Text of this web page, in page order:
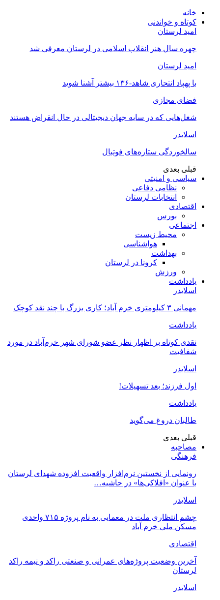
خانه
کوتاه و خواندنی
امید لرستان
چهره سال هنر انقلاب اسلامی در لرستان معرفی شد
امید لرستان
با پهپاد انتحاری شاهد-۱۳۶ بیشتر آشنا شوید
فضای مجازی
شغل‌‌هایی که در سایه جهان دیجیتالی در حال انقراض هستند
اسلایدر
سالخوردگی ستاره‌های فوتبال
قبلی بعدی
سیاسی و امنیتی
نظامی دفاعی
انتخابات لرستان
اقتصادی
بورس
اجتماعی
محیط زیست
هواشناسی
بهداشت
کرونا در لرستان
ورزش
یادداشت
اسلایدر
مهمانی ۳ کیلومتری خرم آباد؛ کاری بزرگ با چند نقد کوچک
یادداشت
نقدی کوتاه بر اظهار نظر عضو شورای شهر خرم‌آباد در مورد
شفافیت
اسلایدر
اول فرزند؛ بعد تسهیلات!
یادداشت
طالبان دروغ می‌گوید
قبلی بعدی
مصاحبه
فرهنگی
رونمایی از نخستین نرم‌افزار واقعیت افزوده شهدای لرستان
با عنوان «افلاکی‌ها» در حاشیه…
اسلایدر
چشم انتظاری ملت در معمایی به نام پروژه ۷۱۵ واحدی
مسکن ملی خرم آباد
اقتصادی
آخرین وضعیت پروژه‌های عمرانی و صنعتی راکد و نیمه راکد
لرستان
اسلایدر